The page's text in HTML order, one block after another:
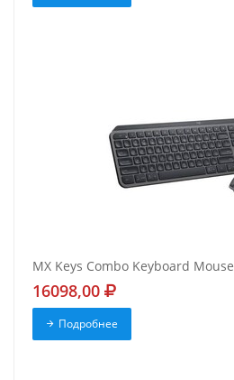
MX Keys Combo Keyboard Mouse
16098,00
Подробнее